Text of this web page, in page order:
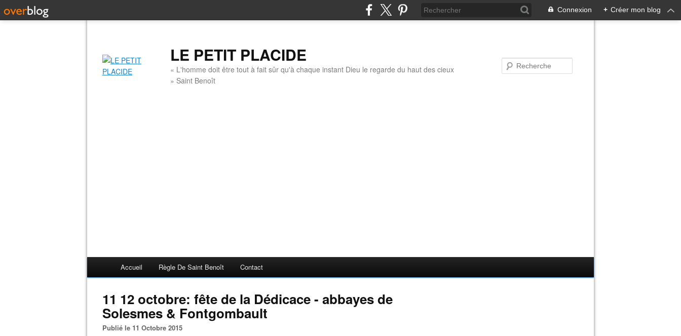
Connexion + Créer mon blog
LE PETIT PLACIDE
« L'homme doit être tout à fait sûr qu'à chaque instant Dieu le regarde du haut des cieux
» Saint Benoît
Accueil Règle De Saint Benoît Contact
11 12 octobre: fête de la Dédicace - abbayes de
Solesmes & Fontgombault
Publié le 11 Octobre 2015